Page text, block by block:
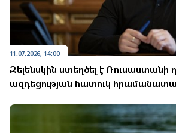
11.07.2026, 14:00
Զելենսկին ստեղծել է
ազդեցության հատուկ